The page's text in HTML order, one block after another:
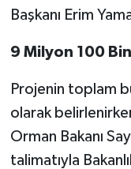
Başkanı Erim
9 Milyon 100
Projenin toplam
olarak
Orman Bakanı
talimatıyla